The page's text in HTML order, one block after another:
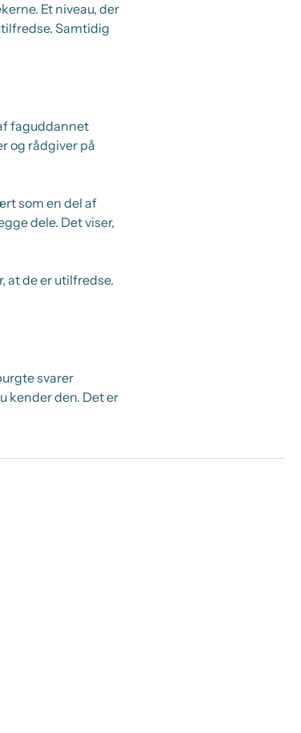
Et niveau, der
Samtidig
faguddannet
og rådgiver på
som en del af
dele. Det viser,
at de er utilfredse.
svarer
kender den. Det er